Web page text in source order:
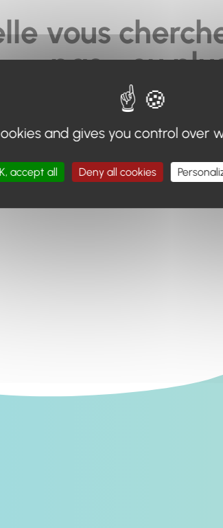
vous
pas... ou
de recherche en haut de page, ou à
Retour à l'accueil
and gives you control over
accept all Deny all cookies